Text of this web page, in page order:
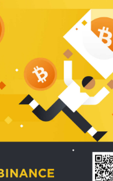
khuẩn và nấm mốc trong điều
thời tiết nóng ẩm. Bạn có thể
thêm các nghiên cứu khoa học
động của giấc ngủ và môi trường
phòng ngủ đối với sức khỏe con
người tại Sleep Foundation
Link) để có cái nhìn toàn diện
2. Các tiêu chí vàng khi lựa chọn
chăn ga gối đệm cao cấp cho
ngủ
Để sở hữu một bộ chăn ga gối
cao cấp hoàn hảo cả về thẩm
công năng, người tiêu dùng
nhắc kỹ lưỡng các tiêu chí quan